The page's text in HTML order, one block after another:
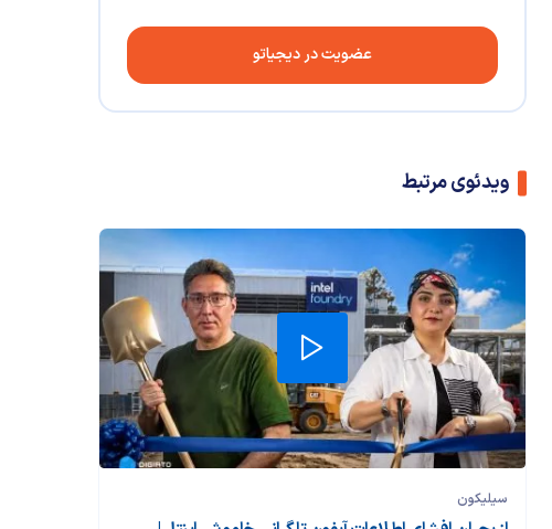
عضویت در دیجیاتو
ویدئوی مرتبط
سیلیکون